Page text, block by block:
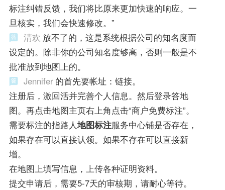
标注纠错反馈，我们将比原来更加快速的响应。一
旦核实，我们会快速修改。”
清欢 放不了的，这是系统根据公司的知名度而
设定的。除非你的公司知名度够高，否则一般是不
批准放到地图上的。
Jennifer 的首先要帐址：链接。
注册后，激回活并完善个人信息。然后登录答地
图。再点击地图主页右上角点击“商户免费标注”。
需要标注的指路人地图标注服务中心铺是否存在，
如果存在可以直接认领。如果不存在可以直接新
增。
在地图上填写信息，上传各种证明资料。
提交申请后，需要5-7天的审核期，请耐心等待。